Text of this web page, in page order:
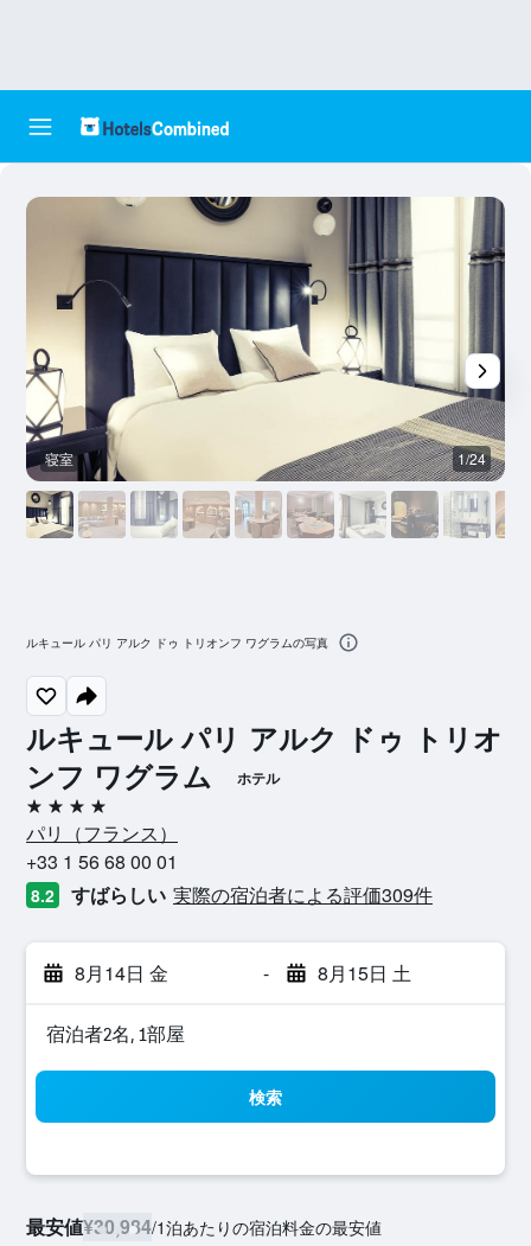
ルキュール パリ アルク ドゥ トリオ
ンフ ワグラム
ホテル
4つ星
パリ​（フランス​）​
+33 1 56 68 00 01
8.2 すばらしい 実際の宿泊者による評価309​件
8月14日 金 - 8月15日 土
宿泊者2名, 1​部屋
検索
最安値¥30,984/1泊あたりの宿泊料金の最安値
寝室 1/24
ルキュール パリ アルク ドゥ トリオンフ ワグラムの写真